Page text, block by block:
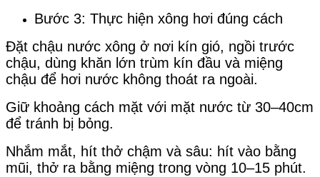
Bước 3: Thực hiện xông hơi đúng cách
Đặt chậu nước xông ở nơi kín gió, ngồi trước
chậu, dùng khăn lớn trùm kín đầu và miệng
chậu để hơi nước không thoát ra ngoài.
Giữ khoảng cách mặt với mặt nước từ 30–40cm
để tránh bị bỏng.
Nhắm mắt, hít thở chậm và sâu: hít vào bằng
mũi, thở ra bằng miệng trong vòng 10–15 phút.